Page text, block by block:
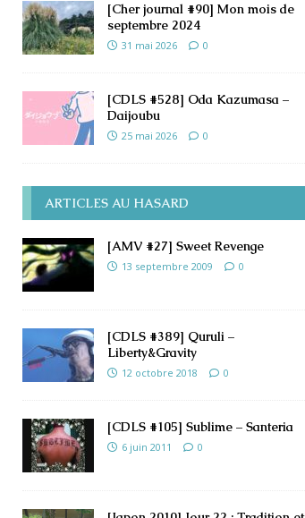
[Cher journal #90] Mon mois de
septembre 2024
31 mai 2026 0
[CDLS #528] Oda Kazumasa –
Daijoubu
25 mai 2026 0
ARTICLES AU HASARD
[AMV #27] Sweet Revenge
13 septembre 2009 0
[CDLS #389] Quruli –
Liberty&Gravity
12 octobre 2018 0
[CDLS #105] Sublime – Santeria
6 juin 2011 0